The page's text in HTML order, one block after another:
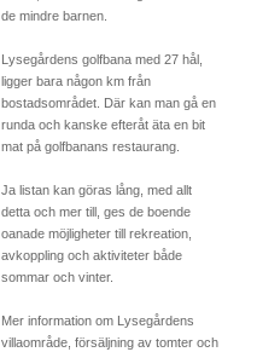
de mindre barnen.
Lysegårdens golfbana med 27 hål,
ligger bara någon km från
bostadsområdet. Där kan man gå en
runda och kanske efteråt äta en bit
mat på golfbanans restaurang.
Ja listan kan göras lång, med allt
detta och mer till, ges de boende
oanade möjligheter till rekreation,
avkoppling och aktiviteter både
sommar och vinter.
Mer information om Lysegårdens
villaområde, försäljning av tomter och